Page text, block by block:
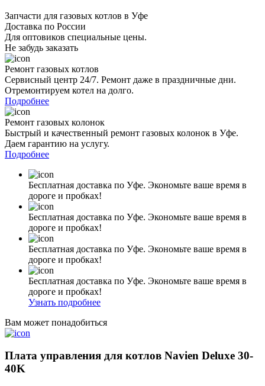
Запчасти для газовых котлов в Уфе
Доставка по России
Для оптовиков специальные цены.
Не забудь заказать
Ремонт газовых котлов
Сервисный центр 24/7. Ремонт даже в праздничные дни.
Отремонтируем котел на долго.
Подробнее
Ремонт газовых колонок
Быстрый и качественный ремонт газовых колонок в Уфе.
Даем гарантию на услугу.
Подробнее
Бесплатная доставка по Уфе. Экономьте ваше время в
дороге и пробках!
Бесплатная доставка по Уфе. Экономьте ваше время в
дороге и пробках!
Бесплатная доставка по Уфе. Экономьте ваше время в
дороге и пробках!
Бесплатная доставка по Уфе. Экономьте ваше время в
дороге и пробках!
Узнать подробнее
Вам может понадобиться
Плата управления для котлов Navien Deluxe 30-
40K